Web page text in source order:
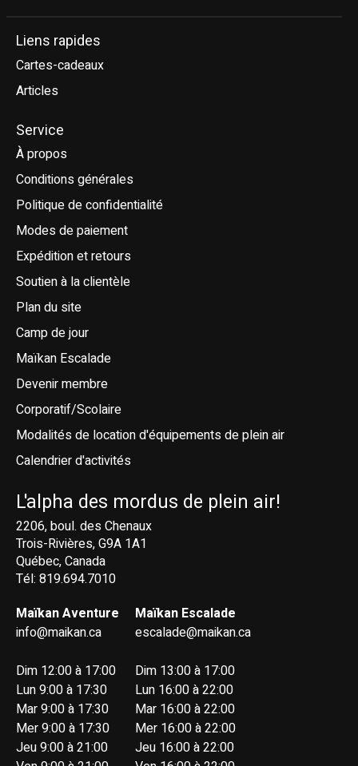
Liens rapides
Cartes-cadeaux
Articles
Service
À propos
Conditions générales
Politique de confidentialité
Modes de paiement
Expédition et retours
Soutien à la clientèle
Plan du site
Camp de jour
Maïkan Escalade
Devenir membre
Corporatif/Scolaire
Modalités de location d'équipements de plein air
Calendrier d'activités
L'alpha des mordus de plein air!
2206, boul. des Chenaux
Trois-Rivières, G9A 1A1
Québec, Canada
Tél: 819.694.7010
Maïkan Aventure
info@maikan.ca
Dim 12:00 à 17:00
Lun 9:00 à 17:30
Mar 9:00 à 17:30
Mer 9:00 à 17:30
Jeu 9:00 à 21:00
Maïkan Escalade
escalade@maikan.ca
Dim 13:00 à 17:00
Lun 16:00 à 22:00
Mar 16:00 à 22:00
Mer 16:00 à 22:00
Jeu 16:00 à 22:00